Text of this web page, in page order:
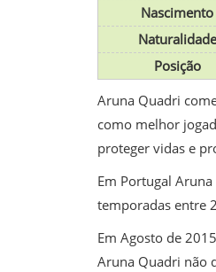
Nascimento
Naturalidade
Posição
Aruna Quadri
como melhor
proteger vidas e
Em Portugal
temporadas entre
Em Agosto de
Aruna Quadri não